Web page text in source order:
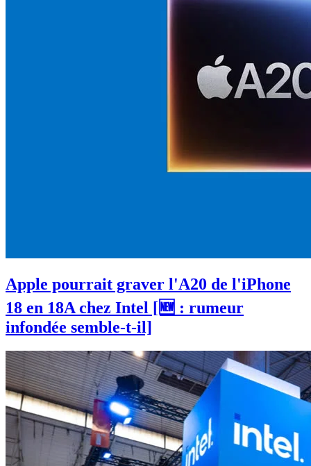
Apple pourrait graver l'A20 de l'iPhone
18 en 18A chez Intel [🆕 : rumeur
infondée semble-t-il]